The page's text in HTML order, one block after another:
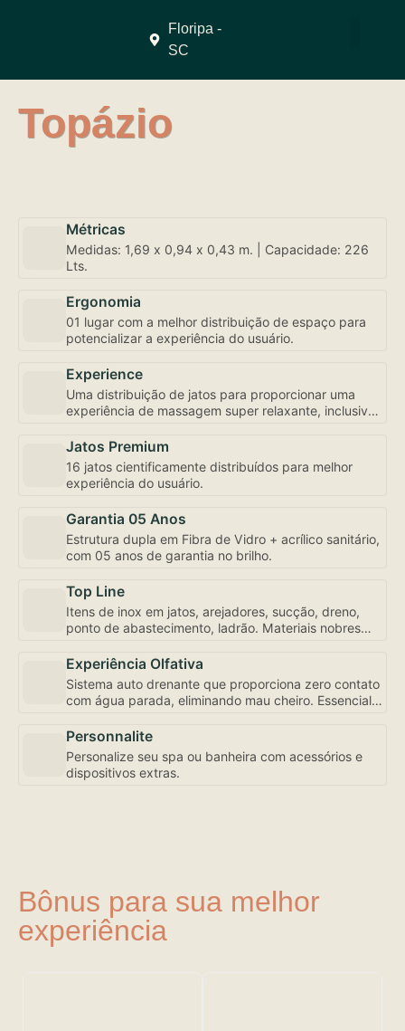
Floripa -
SC
Topázio
Métricas
Medidas: 1,69 x 0,94 x 0,43 m. | Capacidade: 226
Lts.
Ergonomia
01 lugar com a melhor distribuição de espaço para
potencializar a experiência do usuário.
Experience
Uma distribuição de jatos para proporcionar uma
experiência de massagem super relaxante, inclusive
bem como a mais robusta motobomba do mercado –
uma exclusividade Amazon Spa focada em seu bem-
estar.
Jatos Premium
16 jatos cientificamente distribuídos para melhor
experiência do usuário.
Garantia 05 Anos
Estrutura dupla em Fibra de Vidro + acrílico sanitário,
com 05 anos de garantia no brilho.
Top Line
Itens de inox em jatos, arejadores, sucção, dreno,
ponto de abastecimento, ladrão. Materiais nobres
Experiência Olfativa
Sistema auto drenante que proporciona zero contato
com água parada, eliminando mau cheiro. Essencial
Personnalite
Personalize seu spa ou banheira com acessórios e
dispositivos extras.
Bônus para sua melhor
experiência